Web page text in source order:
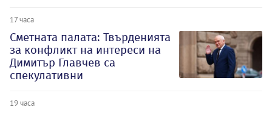
17 часа
Сметната палата: Твърденията
за конфликт на интереси на
Димитър Главчев са
спекулативни
19 часа